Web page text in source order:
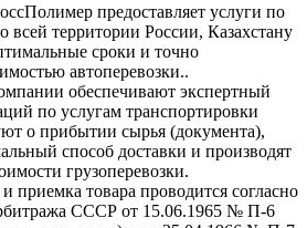
предоставляет услуги по
всей территории России, Казахстану
сроки и точно
автоперевозки..
обеспечивают экспертный
по услугам транспортировки
о прибытии сырья (документа),
способ доставки и производят
грузоперевозки.
приемка товара проводится согласно
СССР от 15.06.1965 № П-6